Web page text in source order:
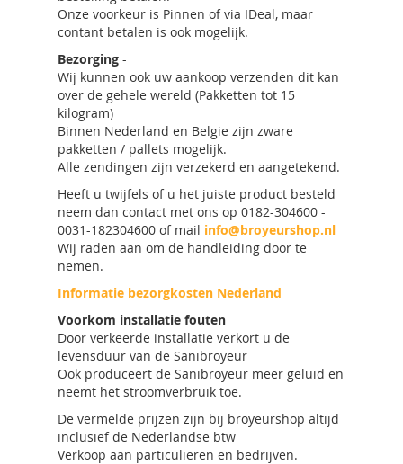
Onze voorkeur is Pinnen of via IDeal, maar
contant betalen is ook mogelijk.
Bezorging -
Wij kunnen ook uw aankoop verzenden dit kan
over de gehele wereld (Pakketten tot 15
kilogram)
Binnen Nederland en Belgie zijn zware
pakketten / pallets mogelijk.
Alle zendingen zijn verzekerd en aangetekend.
Heeft u twijfels of u het juiste product besteld
neem dan contact met ons op 0182-304600 -
0031-182304600 of mail info@broyeurshop.nl
Wij raden aan om de handleiding door te
nemen.
Informatie bezorgkosten Nederland
Voorkom installatie fouten
Door verkeerde installatie verkort u de
levensduur van de Sanibroyeur
Ook produceert de Sanibroyeur meer geluid en
neemt het stroomverbruik toe.
De vermelde prijzen zijn bij broyeurshop altijd
inclusief de Nederlandse btw
Verkoop aan particulieren en bedrijven.